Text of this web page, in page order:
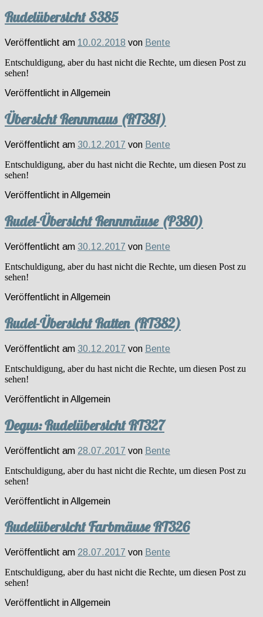
Rudelübersicht S385
Veröffentlicht am 10.02.2018 von Bente
Entschuldigung, aber du hast nicht die Rechte, um diesen Post zu
sehen!
Veröffentlicht inAllgemein
Übersicht Rennmaus (RT381)
Veröffentlicht am 30.12.2017 von Bente
Entschuldigung, aber du hast nicht die Rechte, um diesen Post zu
sehen!
Veröffentlicht inAllgemein
Rudel-Übersicht Rennmäuse (P380)
Veröffentlicht am 30.12.2017 von Bente
Entschuldigung, aber du hast nicht die Rechte, um diesen Post zu
sehen!
Veröffentlicht inAllgemein
Rudel-Übersicht Ratten (RT382)
Veröffentlicht am 30.12.2017 von Bente
Entschuldigung, aber du hast nicht die Rechte, um diesen Post zu
sehen!
Veröffentlicht inAllgemein
Degus: Rudelübersicht RT327
Veröffentlicht am 28.07.2017 von Bente
Entschuldigung, aber du hast nicht die Rechte, um diesen Post zu
sehen!
Veröffentlicht inAllgemein
Rudelübersicht Farbmäuse RT326
Veröffentlicht am 28.07.2017 von Bente
Entschuldigung, aber du hast nicht die Rechte, um diesen Post zu
sehen!
Veröffentlicht inAllgemein